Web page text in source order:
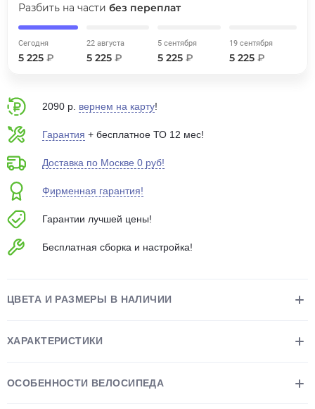
Разбить на части без переплат
Сегодня
5 225 ₽
22 августа
5 225₽
5 сентября
5 225 ₽
19 сентября
5 225 ₽
2090 р. вернем на карту!
Гарантия + бесплатное ТО 12 мес!
Доставка по Москве 0 руб!
Фирменная гарантия!
Гарантии лучшей цены!
Бесплатная сборка и настройка!
ЦВЕТА И РАЗМЕРЫ В НАЛИЧИИ
ХАРАКТЕРИСТИКИ
ОСОБЕННОСТИ ВЕЛОСИПЕДА